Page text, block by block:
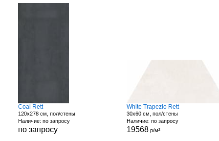
Coal Rett
120x278 см, пол/стены
Наличие: по запросу
по запросу
White Trapezio Rett
30x60 см, пол/стены
Наличие: по запросу
19568 р/м²